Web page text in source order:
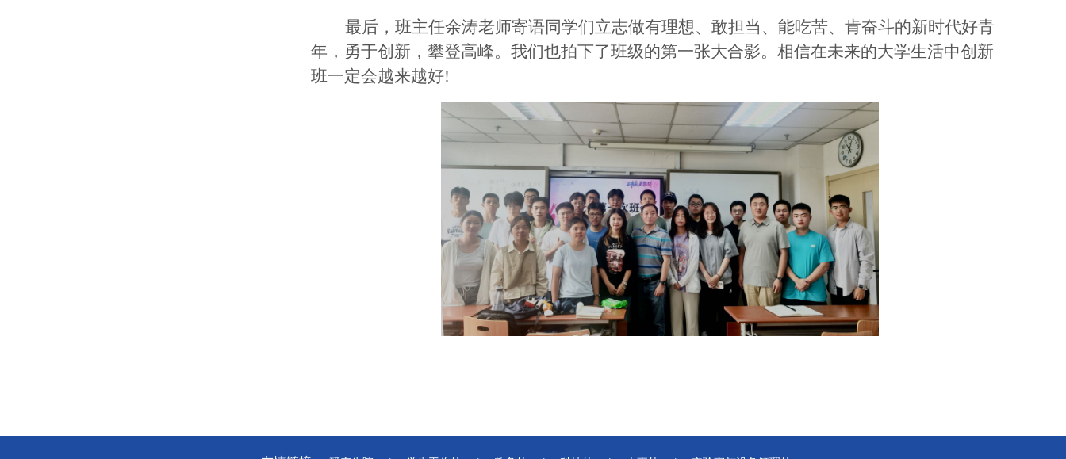
最后，班主任余涛老师寄语同学们立志做有理想、敢担当、能吃苦、肯奋斗的新时代好青
年，勇于创新，攀登高峰。我们也拍下了班级的第一张大合影。相信在未来的大学生活中创新
班一定会越来越好!